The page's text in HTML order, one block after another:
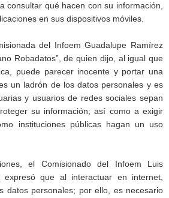
consultar qué hacen con su información,
en sus dispositivos móviles.
del Infoem Guadalupe Ramírez
Robadatos”, de quien dijo, al igual que
puede parecer inocente y portar una
un ladrón de los datos personales y es
y usuarios de redes sociales sepan
su información; así como a exigir
instituciones públicas hagan un uso
el Comisionado del Infoem Luis
expresó que al interactuar en internet,
datos personales; por ello, es necesario